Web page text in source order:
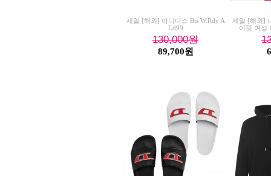
세일 [해외] 아디다스 Bts W.Rdy A
Ld99
130,000원
89,700원
세일 [해외]
이핏 여성